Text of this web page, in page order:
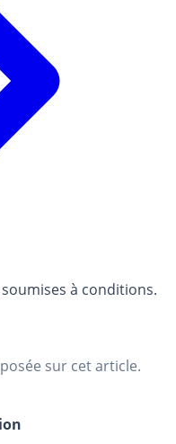
à conditions.
sur cet article.